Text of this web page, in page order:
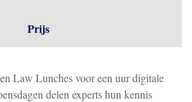
Prijs
Law Lunches voor een uur digitale
delen experts hun kennis